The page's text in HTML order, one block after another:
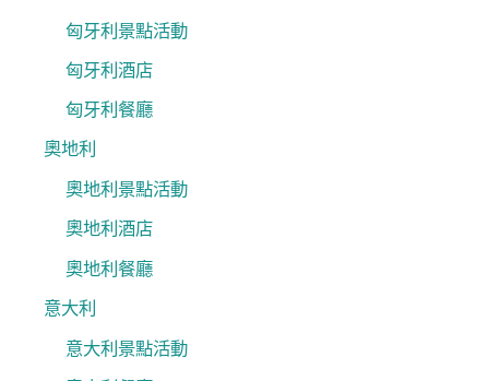
匈牙利景點活動
匈牙利酒店
匈牙利餐廳
奧地利
奧地利景點活動
奧地利酒店
奧地利餐廳
意大利
意大利景點活動